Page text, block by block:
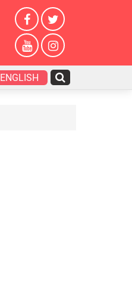
ENGLISH